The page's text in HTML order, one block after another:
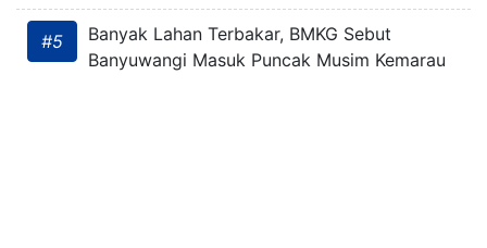
#5
Banyak Lahan Terbakar, BMKG Sebut
Banyuwangi Masuk Puncak Musim Kemarau